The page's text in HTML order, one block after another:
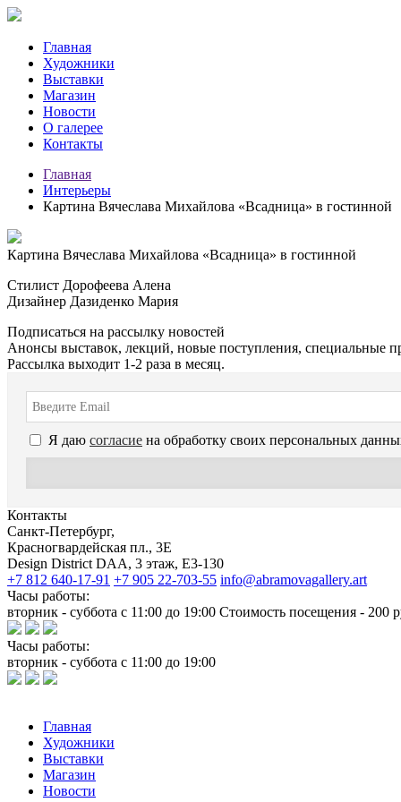
Главная
Художники
Выставки
Магазин
Новости
О галерее
Контакты
Главная
Интерьеры
Картина Вячеслава Михайлова «Всадница» в гостинной
Картина Вячеслава Михайлова «Всадница» в гостинной
Стилист Дорофеева Алена
Дизайнер Дазиденко Мария
Подписаться на рассылку новостей
Анонсы выставок, лекций, новые поступления, специальные
Рассылка выходит 1-2 раза в месяц.
Я даю согласие на обработку своих персональных
Контакты
Санкт-Петербург,
Красногвардейская пл., 3E
Design District DAA, 3 этаж, Е3-130
+7 812 640-17-91 +7 905 22-703-55 info@abramovagallery.art
Часы работы:
вторник - суббота с 11:00 до 19:00 Стоимость посещения - 200
Часы работы:
вторник - суббота с 11:00 до 19:00
Главная
Художники
Выставки
Магазин
Новости